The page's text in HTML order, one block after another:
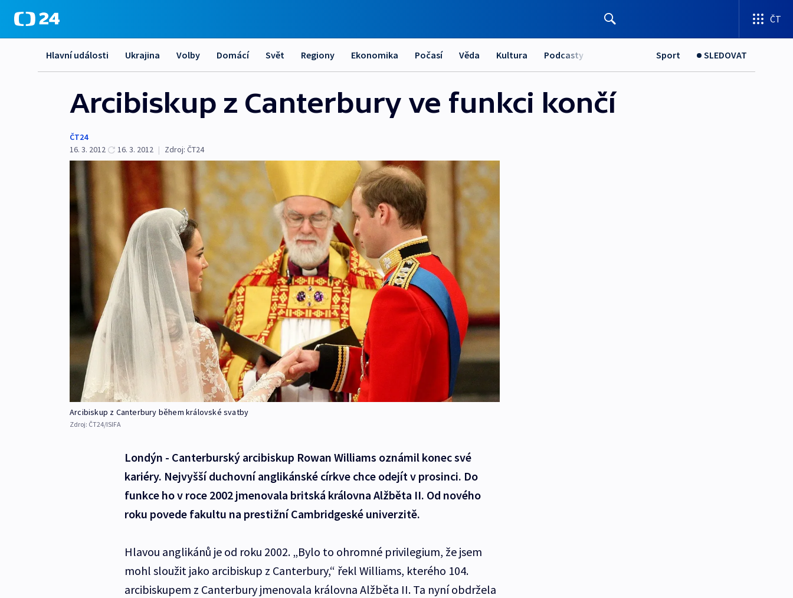
ČT
Hlavní události Ukrajina Volby Domácí Svět Regiony Ekonomika Počasí Věda Kultura Podcasty Sport SLEDOVAT
Arcibiskup z Canterbury ve funkci končí
ČT24
16. 3. 2012
16. 3. 2012 | Zdroj: ČT24
Arcibiskup z Canterbury během královské svatby
Zdroj: ČT24/ISIFA
Londýn - Canterburský arcibiskup Rowan Williams oznámil konec své
kariéry. Nejvyšší duchovní anglikánské církve chce odejít v prosinci. Do
funkce ho v roce 2002 jmenovala britská královna Alžběta II. Od nového
roku povede fakultu na prestižní Cambridgeské univerzitě.
Hlavou anglikánů je od roku 2002. „Bylo to ohromné privilegium, že jsem
mohl sloužit jako arcibiskup z Canterbury,“ řekl Williams, kterého 104.
arcibiskupem z Canterbury jmenovala královna Alžběta II. Ta nyní obdržela